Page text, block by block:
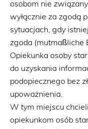
osobom nie
wyłącznie za zgodą
sytuacjach, gdy
zgoda (mutmaßliche
Opiekunka osoby
do uzyskania
podopiecznego bez
upoważnienia.
W tym miejscu
opiekunkom osób